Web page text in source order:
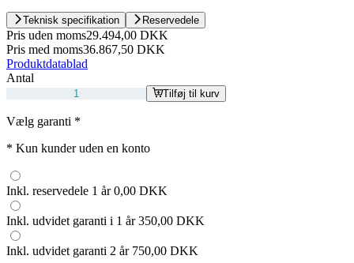
Teknisk specifikation Reservedele
Pris uden moms29.494,00 DKK
Pris med moms36.867,50 DKK
Produktdatablad
Antal
Tilføj til kurv
Vælg garanti *
* Kun kunder uden en konto
Inkl. reservedele 1 år0,00 DKK
Inkl. udvidet garanti i 1 år350,00 DKK
Inkl. udvidet garanti 2 år 750,00 DKK